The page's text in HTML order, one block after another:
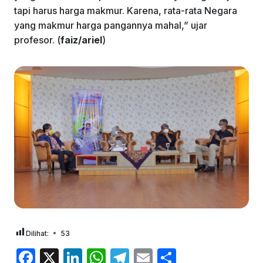
tapi harus harga makmur. Karena, rata-rata Negara
yang makmur harga pangannya mahal,” ujar
profesor. (faiz/ariel)
Dilihat: 53
F
X
Li W T
E